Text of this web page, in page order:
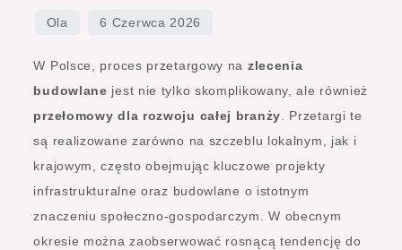
W Polsce, proces przetargowy na zlecenia
budowlane jest nie tylko skomplikowany, ale również
przełomowy dla rozwoju całej branży. Przetargi te
są realizowane zarówno na szczeblu lokalnym, jak i
krajowym, często obejmując kluczowe projekty
infrastrukturalne oraz budowlane o istotnym
znaczeniu społeczno-gospodarczym. W obecnym
okresie można zaobserwować rosnącą tendencję do